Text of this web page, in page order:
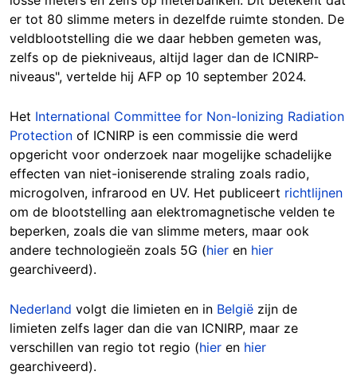
er tot 80 slimme meters in dezelfde ruimte stonden. De
veldblootstelling die we daar hebben gemeten was,
zelfs op de piekniveaus, altijd lager dan de ICNIRP-
niveaus", vertelde hij AFP op 10 september 2024.
Het International Committee for Non-Ionizing Radiation
Protection of ICNIRP is een commissie die werd
opgericht voor onderzoek naar mogelijke schadelijke
effecten van niet-ioniserende straling zoals radio,
microgolven, infrarood en UV. Het publiceert richtlijnen
om de blootstelling aan elektromagnetische velden te
beperken, zoals die van slimme meters, maar ook
andere technologieën zoals 5G (hier en hier
gearchiveerd).
Nederland volgt die limieten en in België zijn de
limieten zelfs lager dan die van ICNIRP, maar ze
verschillen van regio tot regio (hier en hier
gearchiveerd).